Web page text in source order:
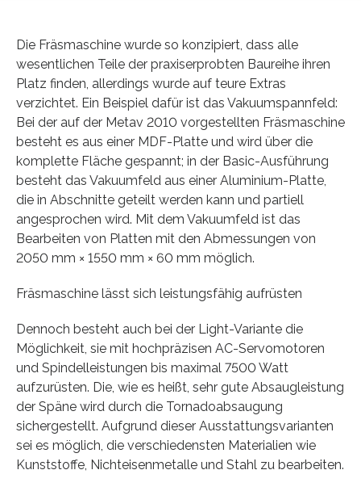
Die Fräsmaschine wurde so konzipiert, dass alle
wesentlichen Teile der praxiserprobten Baureihe ihren
Platz finden, allerdings wurde auf teure Extras
verzichtet. Ein Beispiel dafür ist das Vakuumspannfeld:
Bei der auf der Metav 2010 vorgestellten Fräsmaschine
besteht es aus einer MDF-Platte und wird über die
komplette Fläche gespannt; in der Basic-Ausführung
besteht das Vakuumfeld aus einer Aluminium-Platte,
die in Abschnitte geteilt werden kann und partiell
angesprochen wird. Mit dem Vakuumfeld ist das
Bearbeiten von Platten mit den Abmessungen von
2050 mm × 1550 mm × 60 mm möglich.
Fräsmaschine lässt sich leistungsfähig aufrüsten
Dennoch besteht auch bei der Light-Variante die
Möglichkeit, sie mit hochpräzisen AC-Servomotoren
und Spindelleistungen bis maximal 7500 Watt
aufzurüsten. Die, wie es heißt, sehr gute Absaugleistung
der Späne wird durch die Tornadoabsaugung
sichergestellt. Aufgrund dieser Ausstattungsvarianten
sei es möglich, die verschiedensten Materialien wie
Kunststoffe, Nichteisenmetalle und Stahl zu bearbeiten.